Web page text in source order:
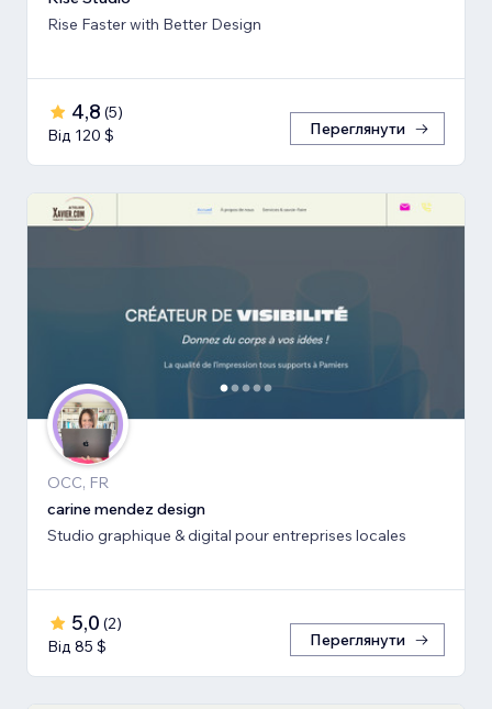
Rise Faster with Better Design
4,8 (5)
Від 120 $
Переглянути
OCC, FR
carine mendez design
Studio graphique & digital pour entreprises locales
5,0 (2)
Від 85 $
Переглянути